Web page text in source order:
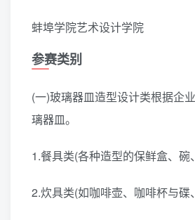
蚌埠学院艺术设计学院
参赛类别
(一)玻璃器皿造型设计类根据企
璃器皿。
1.餐具类(各种造型的保鲜盒、
2.炊具类(如咖啡壶、咖啡杯与